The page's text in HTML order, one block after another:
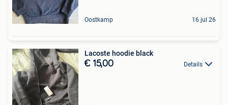
Oostkamp 16 jul 26
Lacoste hoodie black
€ 15,00 Details